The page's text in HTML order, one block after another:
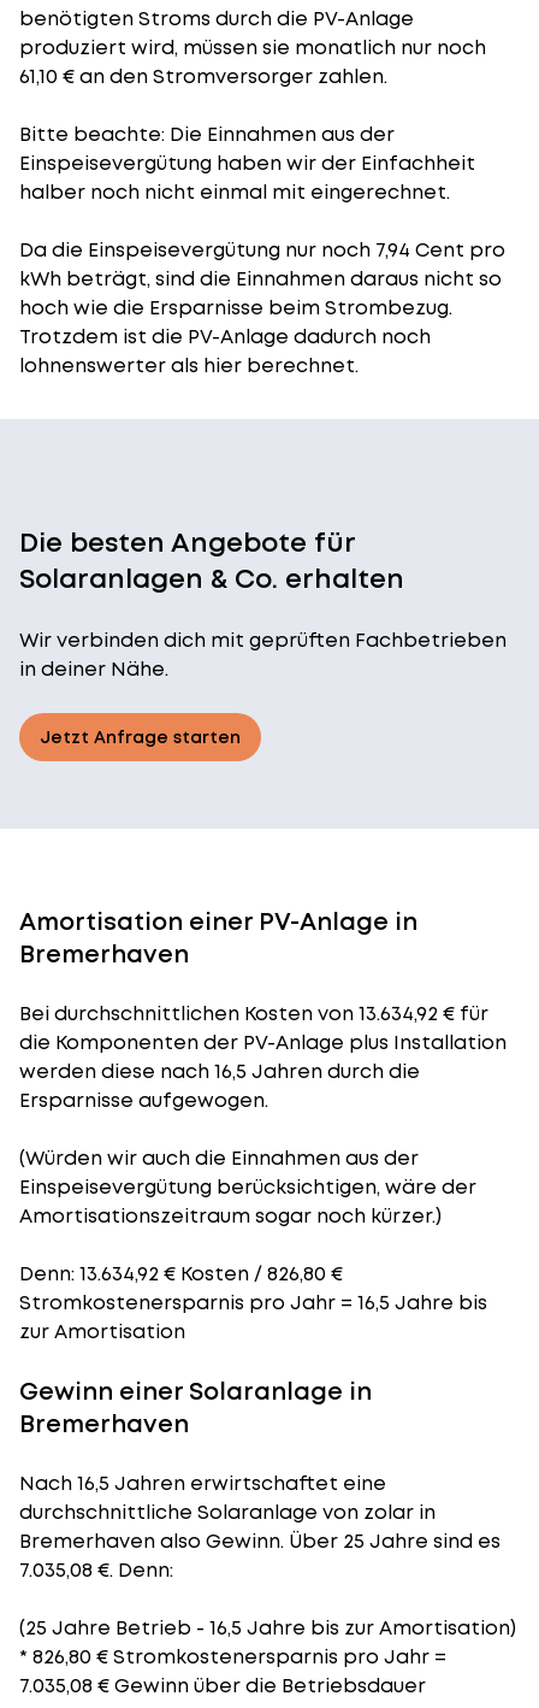
benötigten Stroms durch die PV-Anlage
produziert wird, müssen sie monatlich nur noch
61,10 € an den Stromversorger zahlen.
Bitte beachte: Die Einnahmen aus der
Einspeisevergütung haben wir der Einfachheit
halber noch nicht einmal mit eingerechnet.
Da die Einspeisevergütung nur noch 7,94 Cent pro
kWh beträgt, sind die Einnahmen daraus nicht so
hoch wie die Ersparnisse beim Strombezug.
Trotzdem ist die PV-Anlage dadurch noch
lohnenswerter als hier berechnet.
Die besten Angebote für
Solaranlagen & Co. erhalten
Wir verbinden dich mit geprüften Fachbetrieben
in deiner Nähe.
Jetzt Anfrage starten
Amortisation einer PV-Anlage in
Bremerhaven
Bei durchschnittlichen Kostenvon 13.634,92 € für
die Komponenten der PV-Anlage plus Installation
werden diese nach 16,5 Jahren durch die
Ersparnisse aufgewogen.
(Würden wir auch die Einnahmen aus der
Einspeisevergütung berücksichtigen, wäre der
Amortisationszeitraumsogar noch kürzer.)
Denn: 13.634,92 € Kosten / 826,80 €
Stromkostenersparnis pro Jahr = 16,5 Jahre bis
zur Amortisation
Gewinn einer Solaranlage in
Bremerhaven
Nach 16,5 Jahren erwirtschaftet eine
durchschnittliche Solaranlage von zolar in
Bremerhaven also Gewinn. Über 25 Jahre sind es
7.035,08 €. Denn:
(25 Jahre Betrieb - 16,5 Jahre bis zur Amortisation)
* 826,80 € Stromkostenersparnis pro Jahr =
7.035,08 € Gewinn über die Betriebsdauer